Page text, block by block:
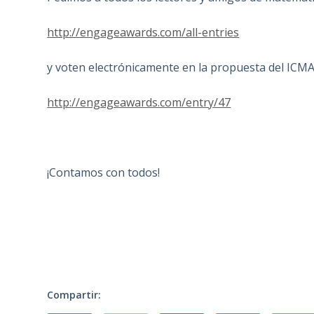
http://engageawards.com/all-entries
y voten electrónicamente en la propuesta del
http://engageawards.com/entry/47
¡Contamos con todos!
Compartir: